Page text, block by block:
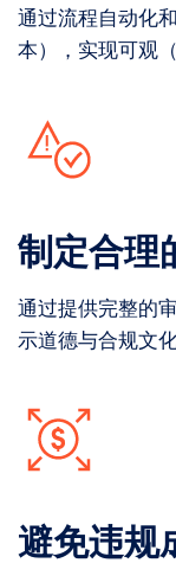
通过流程自动化
本），实现可观
制定合理
通过提供完整的
示道德与合规文
避免违规